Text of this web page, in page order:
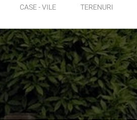
CASE - VILE TERENURI